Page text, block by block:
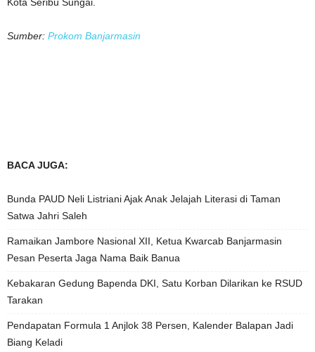
Sumber: Prokom Banjarmasin
BACA JUGA:
Bunda PAUD Neli Listriani Ajak Anak Jelajah Literasi di Taman
Satwa Jahri Saleh
Ramaikan Jambore Nasional XII, Ketua Kwarcab Banjarmasin
Pesan Peserta Jaga Nama Baik Banua
Kebakaran Gedung Bapenda DKI, Satu Korban Dilarikan ke RSUD
Tarakan
Pendapatan Formula 1 Anjlok 38 Persen, Kalender Balapan Jadi
Biang Keladi